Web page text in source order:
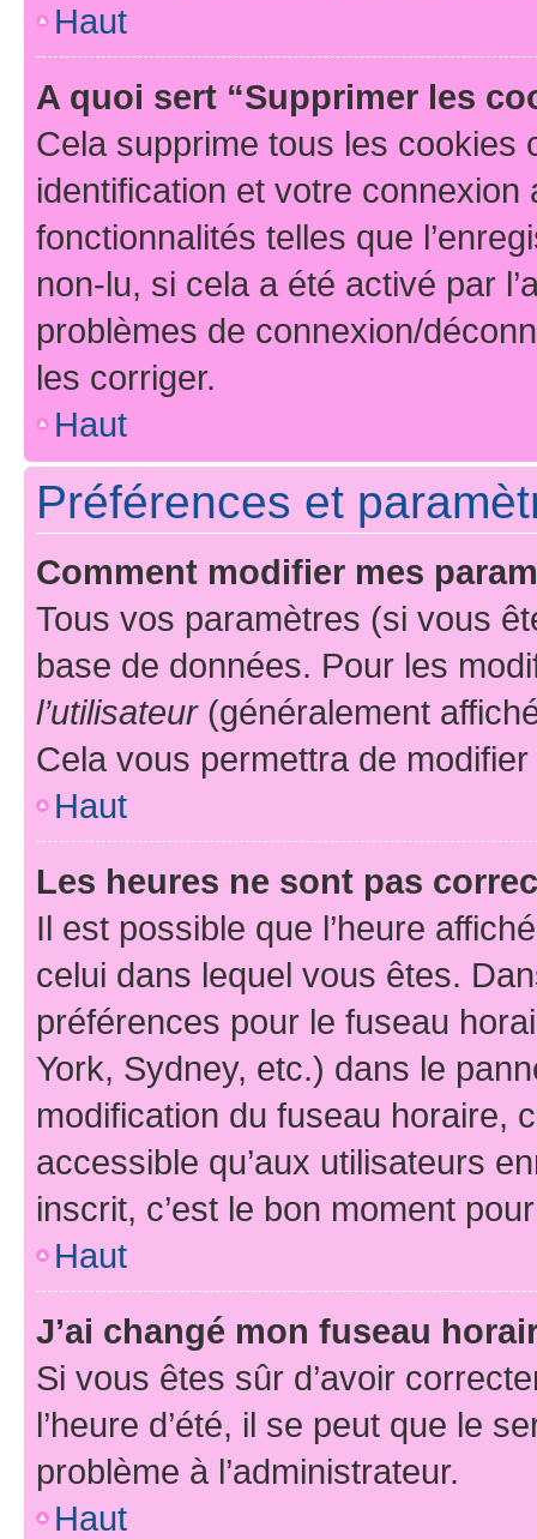
Haut
A quoi sert “Supprimer les
Cela supprime tous les cookies
identification et votre
fonctionnalités telles que
non-lu, si cela a été activé par
problèmes de connexion/
les corriger.
Haut
Préférences et
Comment modifier mes
Tous vos paramètres (si vous
base de données. Pour les
l’utilisateur(généralement
Cela vous permettra de
Haut
Les heures ne sont pas
Il est possible que l’heure
celui dans lequel vous êtes.
préférences pour le fuseau
York, Sydney, etc.) dans le
modification du fuseau horaire,
accessible qu’aux utilisateurs
inscrit, c’est le bon moment
Haut
J’ai changé mon fuseau
Si vous êtes sûr d’avoir
l’heure d’été, il se peut que le
problème à l’administrateur.
Haut